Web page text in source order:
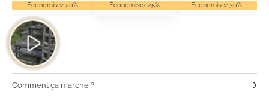
Économisez 20% Économisez 25% Économisez 30%
Comment ça marche ?